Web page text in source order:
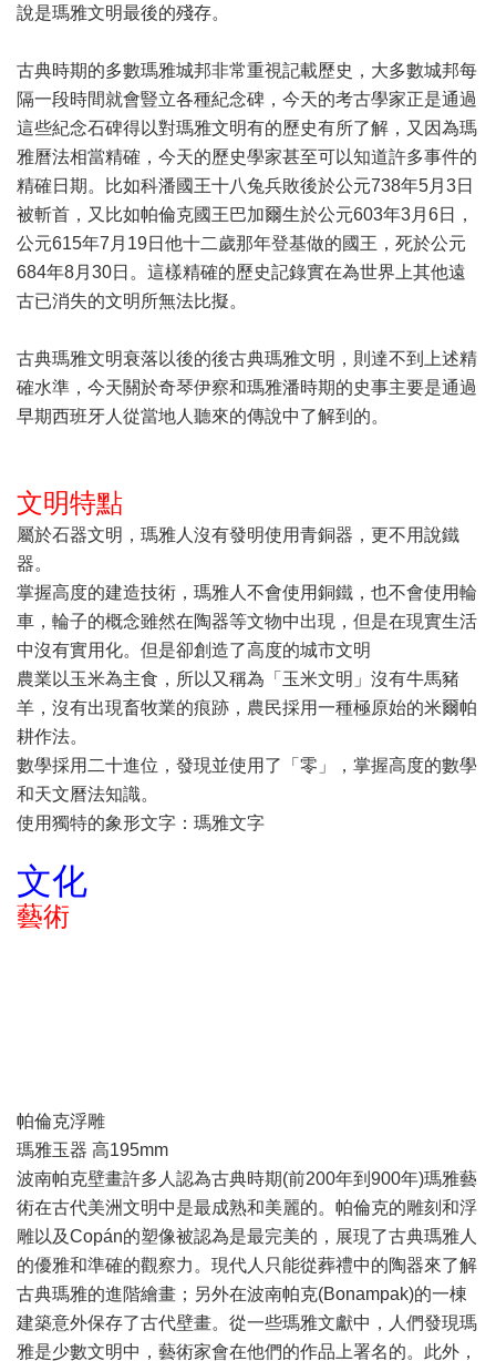
說是瑪雅文明最後的殘存。
古典時期的多數瑪雅城邦非常重視記載歷史，大多數城邦每
隔一段時間就會豎立各種紀念碑，今天的考古學家正是通過
這些紀念石碑得以對瑪雅文明有的歷史有所了解，又因為瑪
雅曆法相當精確，今天的歷史學家甚至可以知道許多事件的
精確日期。比如科潘國王十八兔兵敗後於公元738年5月3日
被斬首，又比如帕倫克國王巴加爾生於公元603年3月6日，
公元615年7月19日他十二歲那年登基做的國王，死於公元
684年8月30日。這樣精確的歷史記錄實在為世界上其他遠
古已消失的文明所無法比擬。
古典瑪雅文明衰落以後的後古典瑪雅文明，則達不到上述精
確水準，今天關於奇琴伊察和瑪雅潘時期的史事主要是通過
早期西班牙人從當地人聽來的傳說中了解到的。
文明特點
屬於石器文明，瑪雅人沒有發明使用青銅器，更不用說鐵
器。
掌握高度的建造技術，瑪雅人不會使用銅鐵，也不會使用輪
車，輪子的概念雖然在陶器等文物中出現，但是在現實生活
中沒有實用化。但是卻創造了高度的城市文明
農業以玉米為主食，所以又稱為「玉米文明」沒有牛馬豬
羊，沒有出現畜牧業的痕跡，農民採用一種極原始的米爾帕
耕作法。
數學採用二十進位，發現並使用了「零」，掌握高度的數學
和天文曆法知識。
使用獨特的象形文字：瑪雅文字
文化
藝術
帕倫克浮雕
瑪雅玉器 高195mm
波南帕克壁畫許多人認為古典時期(前200年到900年)瑪雅藝
術在古代美洲文明中是最成熟和美麗的。帕倫克的雕刻和浮
雕以及Copán的塑像被認為是最完美的，展現了古典瑪雅人
的優雅和準確的觀察力。現代人只能從葬禮中的陶器來了解
古典瑪雅的進階繪畫；另外在波南帕克(Bonampak)的一棟
建築意外保存了古代壁畫。從一些瑪雅文獻中，人們發現瑪
雅是少數文明中，藝術家會在他們的作品上署名的。此外，